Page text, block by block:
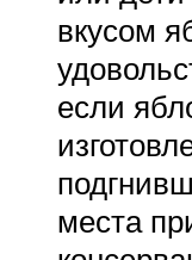
вкусом
если
места